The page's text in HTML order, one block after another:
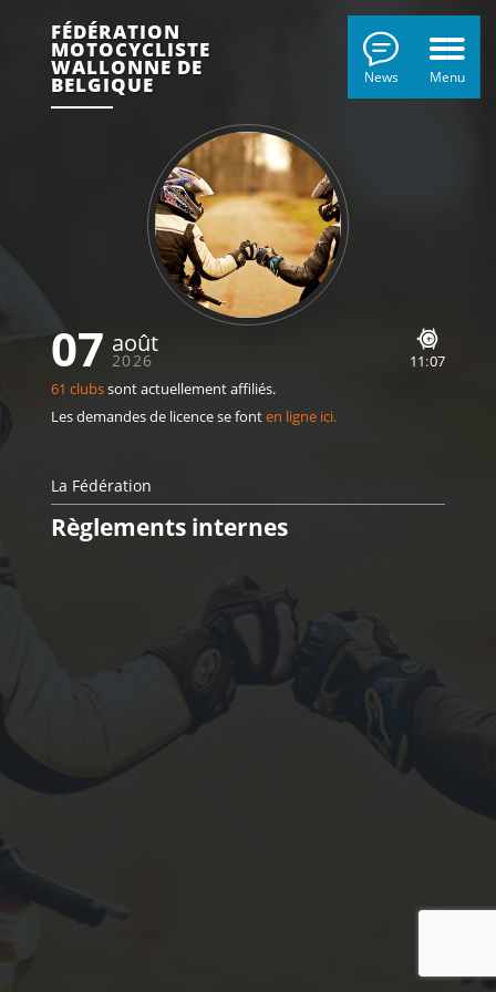
Menu
News
FÉDÉRATION
MOTOCYCLISTE
WALLONNE DE
BELGIQUE
07 août
2026 11:07
61 clubssont actuellement affiliés.
Les demandes de licence se fonten ligne ici.
La Fédération
Règlements internes